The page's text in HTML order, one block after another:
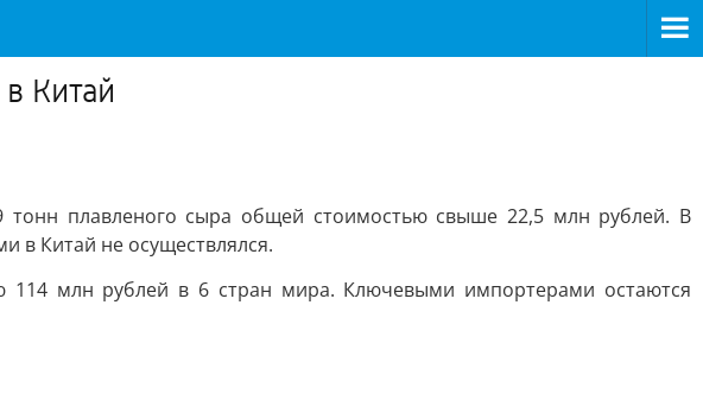
Китай
тонн плавленого сыра общей стоимостью свыше 22,5 млн рублей. В
в Китай не осуществлялся.
114 млн рублей в 6 стран мира. Ключевыми импортерами остаются